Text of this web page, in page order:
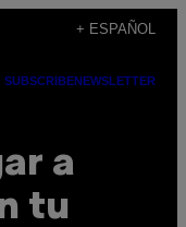
+ ESPAÑOL
SUBSCRIBENEWSLETTER
a
tu